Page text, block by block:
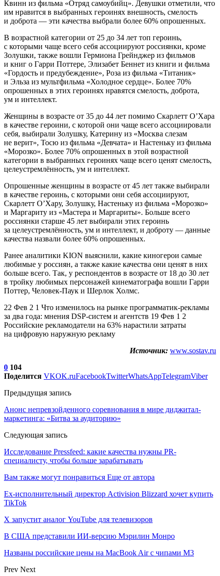
Квинн из фильма «Отряд самоубийц». Девушки отметили, что
им нравится в выбранных героинях внешность, смелость
и доброта — эти качества выбрали более 60% опрошенных.
В возрастной категории от 25 до 34 лет топ героинь,
с которыми чаще всего себя ассоциируют россиянки, кроме
Золушки, также вошли Гермиона Грейнджер из фильмов
и книг о Гарри Поттере, Элизабет Беннет из книги и фильма
«Гордость и предубеждение», Роза из фильма «Титаник»
и Эльза из мультфильма «Холодное сердце». Более 70%
опрошенных в этих героинях нравятся смелость, доброта,
ум и интеллект.
Женщины в возрасте от 35 до 44 лет помимо Скарлетт О’Хара
в качестве героини, с которой они чаще всего ассоциировали
себя, выбирали Золушку, Катерину из «Москва слезам
не верит», Тосю из фильма «Девчата» и Настеньку из фильма
«Морозко». Более 70% опрошенных в этой возрастной
категории в выбранных героинях чаще всего ценят смелость,
целеустремлённость, ум и интеллект.
Опрошенные женщины в возрасте от 45 лет также выбирали
в качестве героинь, с которыми они себя ассоциируют,
Скарлетт О’Хару, Золушку, Настеньку из фильма «Морозко»
и Маргариту из «Мастера и Маргариты». Больше всего
россиянки старше 45 лет выбирали этих героинь
за целеустремлённость, ум и интеллект, и доброту — данные
качества назвали более 60% опрошенных.
Ранее аналитики KION выяснили, какие киногерои самые
любимые у россиян, а также какие качества они ценят в них
больше всего. Так, у респондентов в возрасте от 18 до 30 лет
в тройку любимых персонажей кинематографа вошли Гарри
Поттер, Человек-Паук и Шерлок Холмс.
22 Фев 2 1 Что изменилось на рынке программатик-рекламы
за два года: мнения DSP-систем и агентств 19 Фев 1 2
Российские рекламодатели на 63% нарастили затраты
на цифровую наружную рекламу
Источник: www.sostav.ru
0 104
Поделится VKOK.ruFacebookTwitterWhatsAppTelegramViber
Предыдущая запись
Анонс непревзойденного соревнования в мире диджитал-
маркетинга: «Битва за аудиторию»
Следующая запись
Исследование Pressfeed: какие качества нужны PR-
специалисту, чтобы больше зарабатывать
Вам также могут понравиться Еще от автора
Ex-исполнительный директор Activision Blizzard хочет купить
TikTok
X запустит аналог YouTube для телевизоров
В США представили ИИ-версию Мэрилин Монро
Названы российские цены на MacBook Air с чипами M3
Prev Next